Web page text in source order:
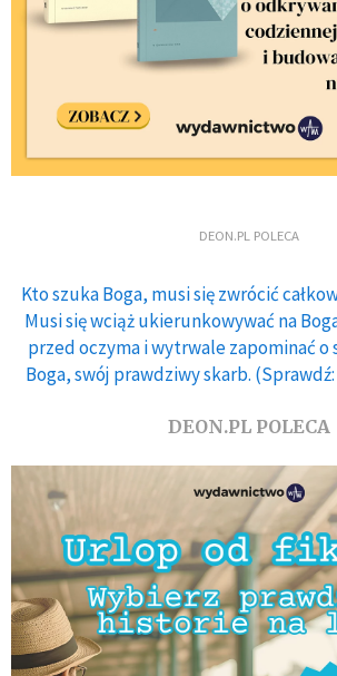
DEON.PL POLECA
Kto szuka Boga, musi się zwrócić
Musi się wciąż ukierunkowywać na
przed oczyma i wytrwale zapominać o
Boga, swój prawdziwy skarb. (Sprawdź:
DEON.PL POLECA